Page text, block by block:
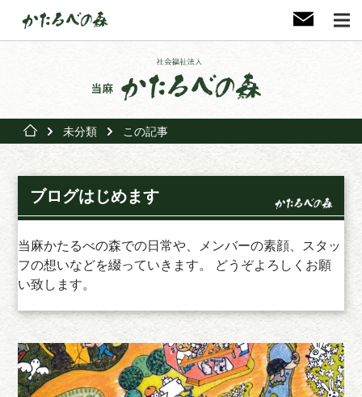
未分類 この記事
ブログはじめます
当麻かたるべの森での日常や、メンバーの素顔、スタッ
フの想いなどを綴っていきます。 どうぞよろしくお願
い致します。